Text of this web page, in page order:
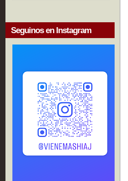
Seguinos en Instagram